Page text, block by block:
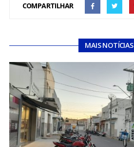
COMPARTILHAR
MAIS NOTÍCIAS